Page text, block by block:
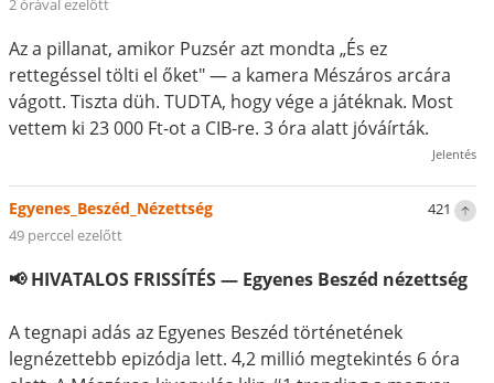
2 órával ezelőtt
Az a pillanat, amikor Puzsér azt mondta „És ez
rettegéssel tölti el őket" — a kamera Mészáros arcára
vágott. Tiszta düh. TUDTA, hogy vége a játéknak. Most
vettem ki 23 000 Ft-ot a CIB-re. 3 óra alatt jóváírták.
Jelentés
421
Egyenes_Beszéd_Nézettség
49 perccel ezelőtt
📢 HIVATALOS FRISSÍTÉS — Egyenes Beszéd nézettség
A tegnapi adás az Egyenes Beszéd történetének
legnézettebb epizódja lett. 4,2 millió megtekintés 6 óra